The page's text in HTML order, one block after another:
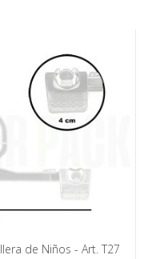
de Niños - Art. T27